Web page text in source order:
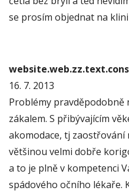
se prosím objednat na
16. 7. 2013
Problémy pravděpodobně
zákalem. S přibývajícím
akomodace, tj zaostřování
většinou velmi dobře
a to je plně v kompetenci
spádového očního lékaře.